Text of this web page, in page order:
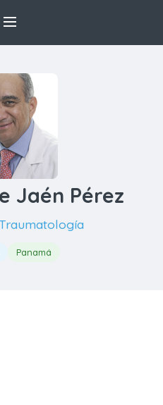
Jaén Pérez
Panamá